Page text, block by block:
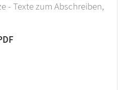
- Texte zum Abschreiben,